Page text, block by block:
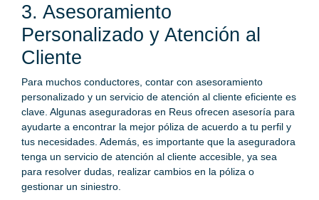
3. Asesoramiento
Personalizado y Atención al
Cliente
Para muchos conductores, contar con asesoramiento
personalizado y un servicio de atención al cliente eficiente es
clave. Algunas aseguradoras en Reus ofrecen asesoría para
ayudarte a encontrar la mejor póliza de acuerdo a tu perfil y
tus necesidades. Además, es importante que la aseguradora
tenga un servicio de atención al cliente accesible, ya sea
para resolver dudas, realizar cambios en la póliza o
gestionar un siniestro.